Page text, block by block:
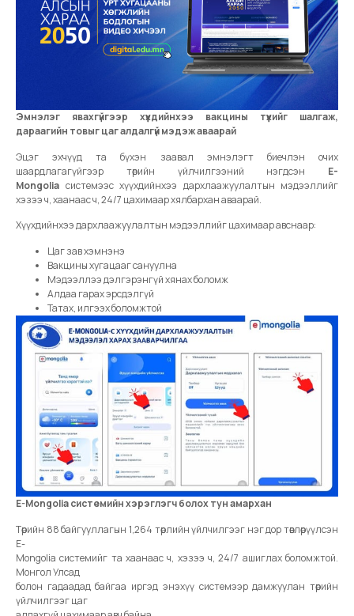
Эмнэлэг явахгүйгээр хүүхдийнхээ вакцины түүхийг шалгаж,
дараагийн товыг цаг алдалгүй мэдэж аваарай
Эцэг эхчүүд та бүхэн заавал эмнэлэгт биечлэн очих
шаардлагагүйгээр төрийн үйлчилгээний нэгдсэн E-
Mongolia системээс хүүхдийнхээ дархлаажуулалтын мэдээллийг
хэзээ ч, хаанаас ч, 24/7 цахимаар хялбархан аваарай.
Хүүхдийнхээ дархлаажуулалтын мэдээллийг цахимаар авснаар:
Цаг зав хэмнэнэ
Вакцины хугацааг сануулна
Мэдээллээ дэлгэрэнгүй хянах боломж
Алдаа гарах эрсдэлгүй
Татах, илгээх боломжтой
E-Mongolia системийн хэрэглэгч болох тун амархан
Төрийн 88 байгууллагын 1,264 төрлийн үйлчилгээг нэг дор төвлөрүүлсэн
E-
Mongolia системийг та хаанаас ч, хэзээ ч, 24/7 ашиглах боломжтой.
Монгол Улсад
болон гадаадад байгаа иргэд энэхүү системээр дамжуулан төрийн
үйлчилгээг цаг